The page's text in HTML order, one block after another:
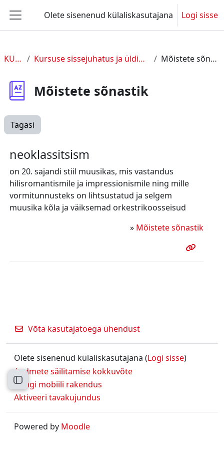
Küljepaneel
Olete sisenenud külaliskasutajana Logi sisse
Ava kursuse sisukord
KUL 2 Kursuse sissejuhatus ja üldine info Mõistete sõnastik
Mõistete sõnastik
Tagasi
neoklassitsism
on 20. sajandi stiil muusikas, mis vastandus
hilisromantismile ja impressionismile ning mille
vormitunnusteks on lihtsustatud ja selgem
muusika kõla ja väiksemad orkestrikoosseisud
» Mõistete sõnastik
Võta kasutajatoega ühendust
Olete sisenenud külaliskasutajana (Logi sisse)
Andmete säilitamise kokkuvõte
Hangi mobiili rakendus
Aktiveeri tavakujundus
Powered by Moodle